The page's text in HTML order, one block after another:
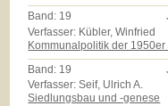
Band: 19
Verfasser: Kübler, Winfried
Kommunalpolitik der
Band: 19
Verfasser: Seif, Ulrich A.
Siedlungsbau und -genese